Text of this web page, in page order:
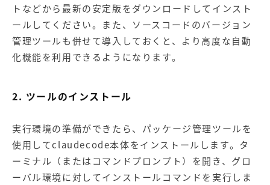
トなどから最新の安定版をダウンロードしてインスト
ールしてください。また、ソースコードのバージョン
管理ツールも併せて導入しておくと、より高度な自動
化機能を利用できるようになります。
2. ツールのインストール
実行環境の準備ができたら、パッケージ管理ツールを
使用してclaudecode本体をインストールします。タ
ーミナル（またはコマンドプロンプト）を開き、グロ
ーバル環境に対してインストールコマンドを実行しま